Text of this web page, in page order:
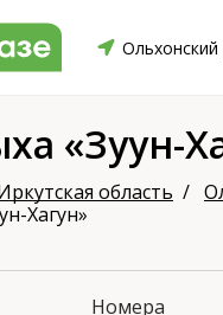
Ольхонский
«Зуун-
область
Хагун»
Номера
Смоленский район